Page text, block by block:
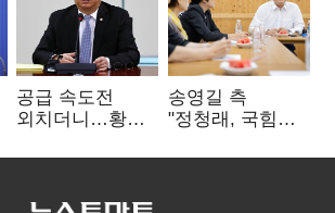
공급 속도전
외치더니…황희,
리모델링' 제안
송영길 측
"정청래, 국힘
민주당 대표로